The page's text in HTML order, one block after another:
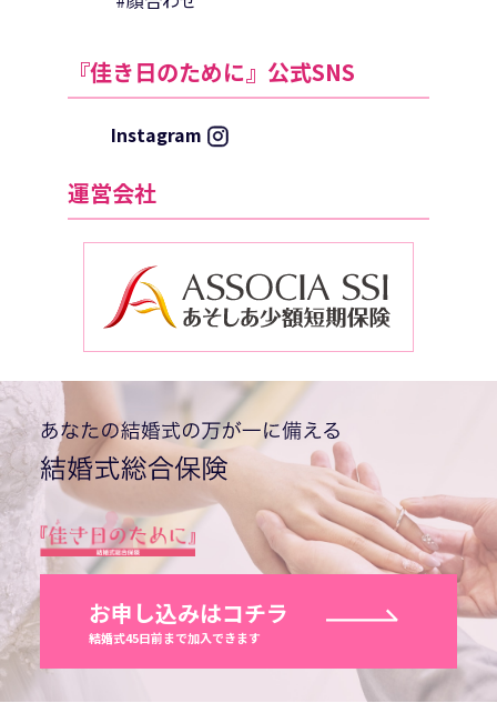
『佳き日のために』公式SNS
Instagram
運営会社
お申し込みはコチラ
結婚式45日前まで加入できます